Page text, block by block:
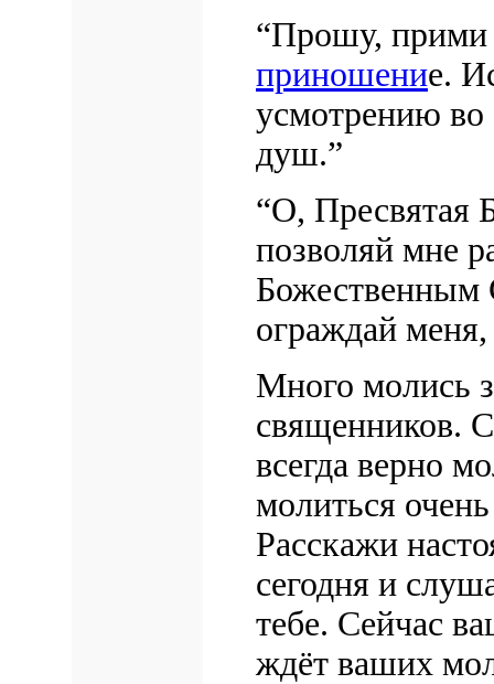
“Прошу, прими
приношение.
усмотрению во
душ.”
“О, Пресвятая
позволяй мне
ограждай
Много молись
священников.
всегда верно
молиться
Расскажи
сегодня и
тебе. Сейчас
ждёт ваших